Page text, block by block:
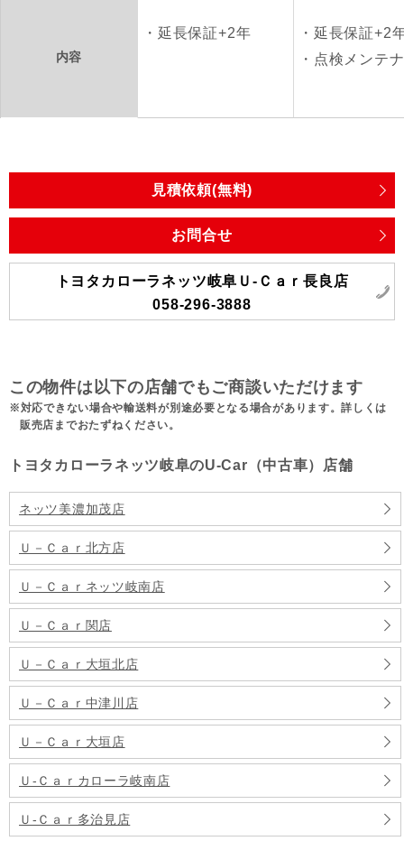
内容
延長保証+2年
延長保証+2
点検メンテ
見積依頼(無料)
お問合せ
トヨタカローラネッツ岐阜Ｕ‐Ｃａｒ長良店
058-296-3888
この物件は以下の店舗でもご商談いただけます
対応できない場合や輸送料が別途必要となる場合があります。詳しくは
販売店までおたずねください。
トヨタカローラネッツ岐阜のU-Car（中古車）店舗
ネッツ美濃加茂店
Ｕ－Ｃａｒ北方店
Ｕ－Ｃａｒネッツ岐南店
Ｕ－Ｃａｒ関店
Ｕ－Ｃａｒ大垣北店
Ｕ－Ｃａｒ中津川店
Ｕ－Ｃａｒ大垣店
Ｕ‐Ｃａｒカローラ岐南店
Ｕ‐Ｃａｒ多治見店